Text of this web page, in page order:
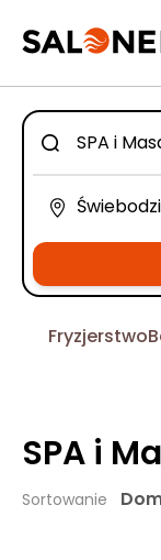
Fryzjerstwo
SPA i
Sortowanie